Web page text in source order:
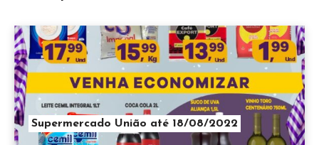
Supermercado União até 18/08/2022